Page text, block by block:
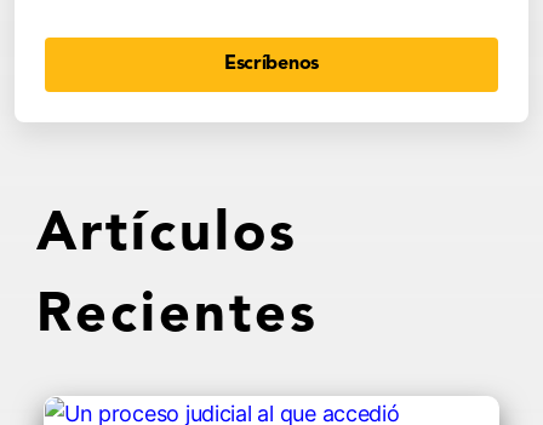
Escríbenos
Artículos
Recientes